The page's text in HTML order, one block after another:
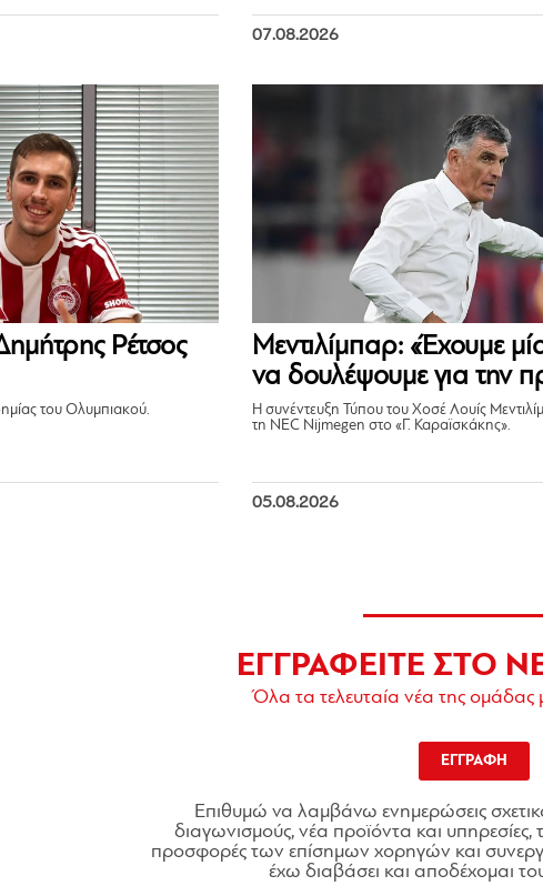
07.08.2026
Ρέτσος
του Ολυμπιακού.
Μεντιλίμπαρ: «Έχουμε
να δουλέψουμε για την
Η συνέντευξη Τύπου του Χοσέ Λουίς
τη NEC Nijmegen στο «Γ. Καραϊσκάκης».
05.08.2026
ΕΓΓΡΑΦΕΙΤΕ ΣΤΟ
Όλα τα τελευταία νέα της
ΕΓΓΡΑΦΗ
Επιθυμώ να λαμβάνω ενημερώσεις
διαγωνισμούς, νέα προϊόντα και υπηρεσίες,
προσφορές των επίσημων χορηγών και
έχω διαβάσει και αποδέχομαι